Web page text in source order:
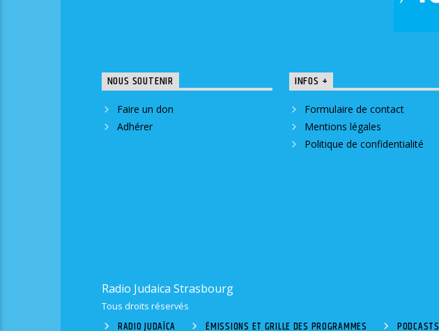
NOUS SOUTENIR
Faire un don
Adhérer
INFOS +
Formulaire de contact
Mentions légales
Politique de confidentialité
Radio Judaica Strasbourg
Tous droits réservés
RADIO JUDAÏCA ÉMISSIONS ET GRILLE DES PROGRAMMES PODCASTS